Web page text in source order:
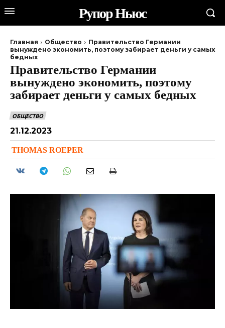
Рупор Ньюс
Главная Общество
Правительство Германии
вынуждено экономить, поэтому забирает деньги у самых
бедных
Правительство Германии
вынуждено экономить, поэтому
забирает деньги у самых бедных
ОБЩЕСТВО
21.12.2023
THOMAS ROEPER